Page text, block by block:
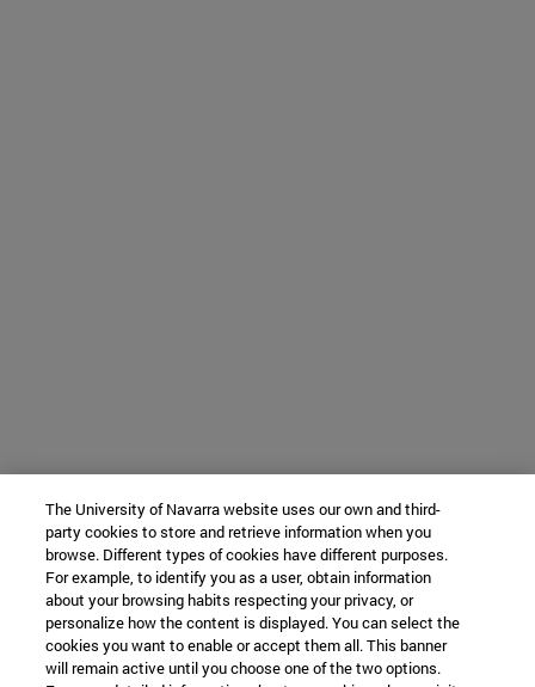
The University of Navarra website uses our own and third-
party cookies to store and retrieve information when you
browse. Different types of cookies have different purposes.
For example, to identify you as a user, obtain information
about your browsing habits respecting your privacy, or
personalize how the content is displayed. You can select the
cookies you want to enable or accept them all. This banner
will remain active until you choose one of the two options.